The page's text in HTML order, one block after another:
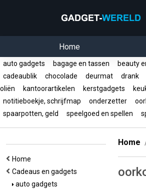
Home
auto gadgets bagage en tassen beauty
cadeaublik
chocolade deurmat drank
oliën
kantoorartikelen kerstgadgets
notitieboekje, schrijfmap
onderzetter
spaarpotten, geld
speelgoed en spellen
Home
Cadeaus en gadgets
auto gadgets
Home